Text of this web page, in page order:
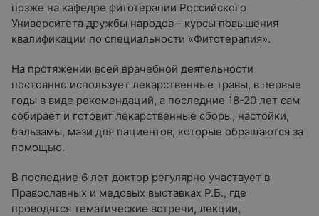
позже на кафедре фитотерапии Российского
Университета дружбы народов - курсы повышения
квалификации по специальности «Фитотерапия».
На протяжении всей врачебной деятельности
постоянно использует лекарственные травы, в первые
годы в виде рекомендаций, а последние 18-20 лет сам
собирает и готовит лекарственные сборы, настойки,
бальзамы, мази для пациентов, которые обращаются за
помощью.
В последние 6 лет доктор регулярно участвует в
Православных и медовых выставках Р.Б., где
проводятся тематические встречи, лекции,